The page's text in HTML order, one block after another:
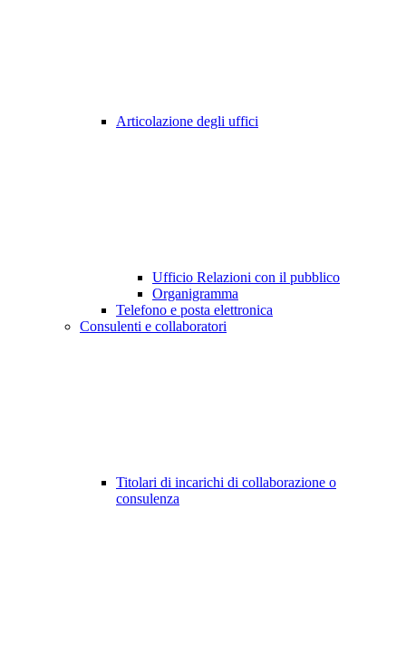
Articolazione degli uffici
Ufficio Relazioni con il pubblico
Organigramma
Telefono e posta elettronica
Consulenti e collaboratori
Titolari di incarichi di collaborazione o
consulenza